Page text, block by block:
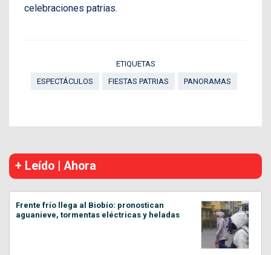
celebraciones patrias.
ETIQUETAS
ESPECTÁCULOS
FIESTAS PATRIAS PANORAMAS
+ Leído | Ahora
Frente frío llega al Biobío: pronostican
aguanieve, tormentas eléctricas y heladas